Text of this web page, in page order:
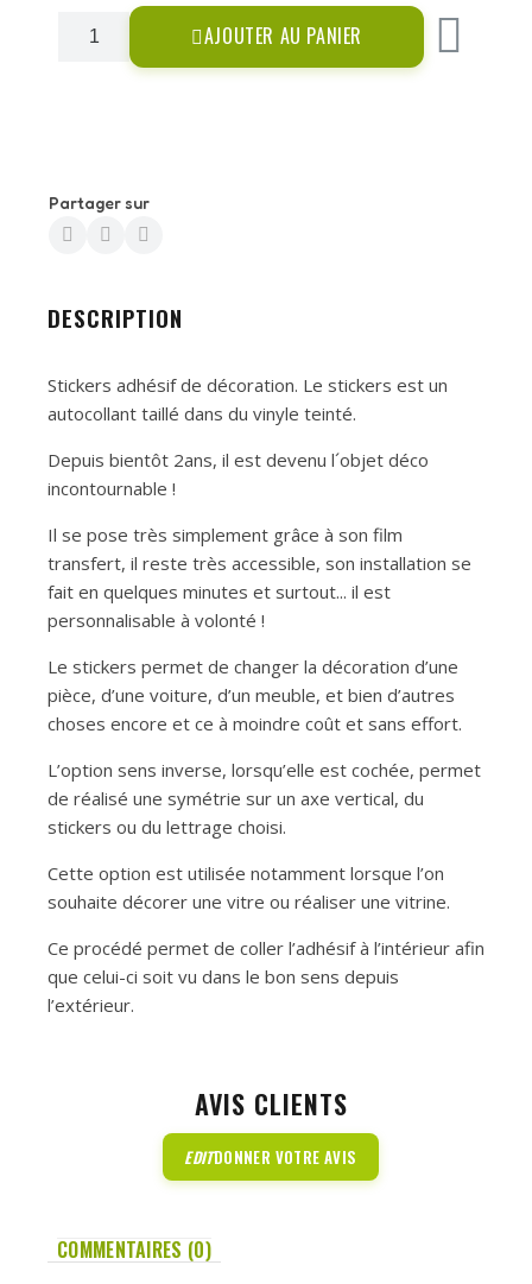
AJOUTER AU PANIER
Partager sur
DESCRIPTION
Stickers adhésif de décoration. Le stickers est un
autocollant taillé dans du vinyle teinté.
Depuis bientôt 2ans, il est devenu l´objet déco
incontournable !
Il se pose très simplement grâce à son film
transfert, il reste très accessible, son installation se
fait en quelques minutes et surtout... il est
personnalisable à volonté !
Le stickers permet de changer la décoration d’une
pièce, d’une voiture, d’un meuble, et bien d’autres
choses encore et ce à moindre coût et sans effort.
L’option sens inverse, lorsqu’elle est cochée, permet
de réalisé une symétrie sur un axe vertical, du
stickers ou du lettrage choisi.
Cette option est utilisée notamment lorsque l’on
souhaite décorer une vitre ou réaliser une vitrine.
Ce procédé permet de coller l’adhésif à l’intérieur afin
que celui-ci soit vu dans le bon sens depuis
l’extérieur.
AVIS CLIENTS
EDITDONNER VOTRE AVIS
COMMENTAIRES (0)